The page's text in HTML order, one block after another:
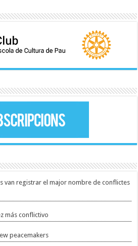
van registrar el major nombre de conflictes
más conflictivo
peacemakers